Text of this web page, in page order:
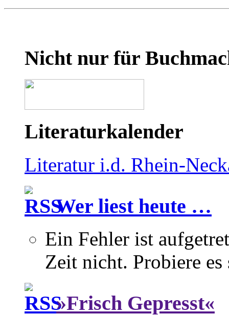
Nicht nur für
Literaturkalender
Literatur i.d. Rhein-
Wer liest heute …
Ein Fehler ist
Zeit nicht. Probiere
»Frisch Gepresst«